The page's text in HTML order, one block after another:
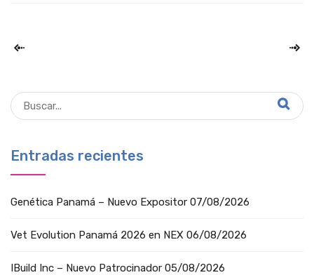
Entradas recientes
Genética Panamá – Nuevo Expositor 07/08/2026
Vet Evolution Panamá 2026 en NEX 06/08/2026
IBuild Inc – Nuevo Patrocinador 05/08/2026